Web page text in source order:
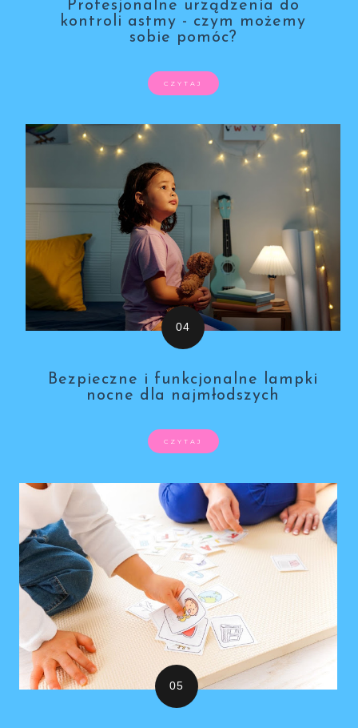
Profesjonalne urządzenia do
kontroli astmy - czym możemy
sobie pomóc?
CZYTAJ
Bezpieczne i funkcjonalne lampki
nocne dla najmłodszych
CZYTAJ